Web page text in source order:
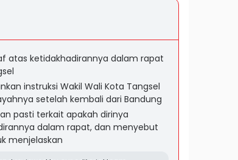
atas ketidakhadirannya dalam rapat
instruksi Wakil Wali Kota Tangsel
setelah kembali dari Bandung
pasti terkait apakah dirinya
dalam rapat, dan menyebut
menjelaskan